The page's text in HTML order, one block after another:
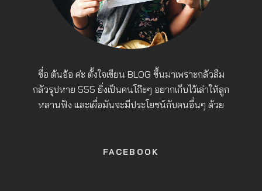
ชื่อ ต้นอ้อ ค่ะ ตั้งใจเขียน BLOG ขึ้นมาเพราะกลัวลืม
กลัวรุปหาย 555 ยิ่งเป็นคนโก๊ะๆ อยากเก็บไว้เล่าให้ลูก
หลานฟัง และเผื่อมันจะมีประโยชน์กับคนอื่นๆ ด้วย
FACEBOOK